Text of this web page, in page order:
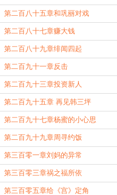
第二百八十五章和巩丽对戏
第二百八十七章赚大钱
第二百八十九章绯闻四起
第二百九十一章反击
第二百九十三章投资新人
第二百九十五章 再见韩三坪
第二百九十七章杨蜜的小心思
第二百九十九章周寻约饭
第三百零一章刘妈的异常
第三百零三章祸之福所依
第三百零五章给《宫》定角